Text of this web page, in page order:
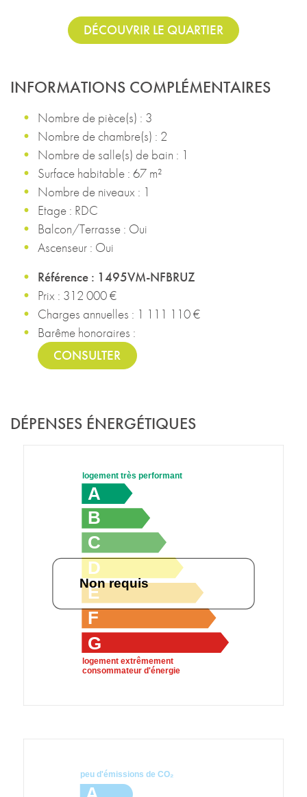
DÉCOUVRIR LE QUARTIER
INFORMATIONS COMPLÉMENTAIRES
Nombre de pièce(s) : 3
Nombre de chambre(s) : 2
Nombre de salle(s) de bain : 1
Surface habitable : 67 m²
Nombre de niveaux : 1
Etage : RDC
Balcon/Terrasse : Oui
Ascenseur : Oui
Référence : 1495VM-NFBRUZ
Prix : 312 000 €
Charges annuelles : 1 111 110 €
Barême honoraires :
CONSULTER
DÉPENSES ÉNERGÉTIQUES
A
B
C
D
E
F
G
logement très performant
logement extrêmement
consommateur d'énergie
Non requis
peu d'émissions de CO₂